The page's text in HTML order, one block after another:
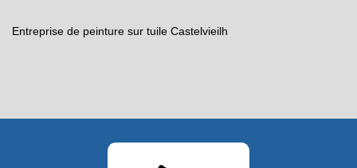
Entreprise de peinture sur tuile Castelvieilh